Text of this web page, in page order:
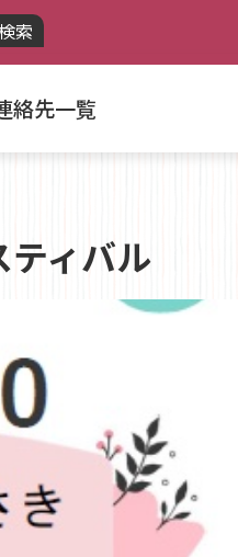
索
絡先一覧
ティバル